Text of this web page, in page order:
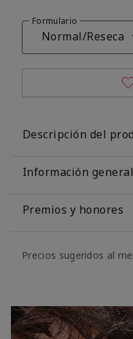
Formulario
Normal/Reseca
Descripción del
Información general
Premios y honores
Precios sugeridos al